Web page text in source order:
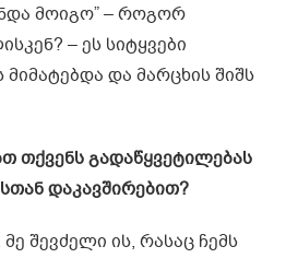
მოიგო” – როგორ
– ეს სიტყვები
და მარცხის შიშს
თქვენს გადაწყვეტილებას
დაკავშირებით?
შევძელი ის, რასაც ჩემს